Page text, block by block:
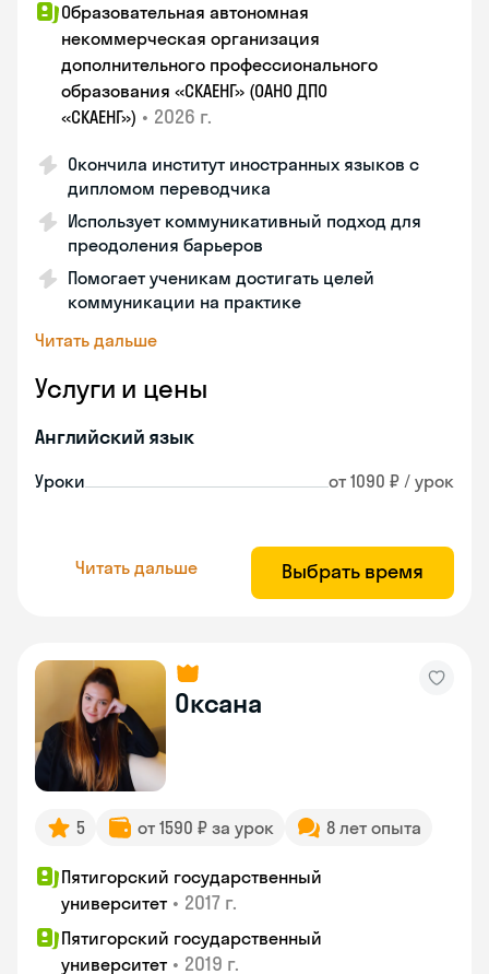
Образовательная автономная
некоммерческая организация
дополнительного профессионального
образования «СКАЕНГ» (ОАНО ДПО
«СКАЕНГ») • 2026 г.
Окончила институт иностранных языков с
дипломом переводчика
Использует коммуникативный подход для
преодоления барьеров
Помогает ученикам достигать целей
коммуникации на практике
Читать дальше
Услуги и цены
Английский язык
Уроки от 1090 ₽ / урок
Читать дальше Выбрать время
Оксана
5 от 1590 ₽ за урок 8 лет опыта
Пятигорский государственный
университет • 2017 г.
Пятигорский государственный
университет • 2019 г.